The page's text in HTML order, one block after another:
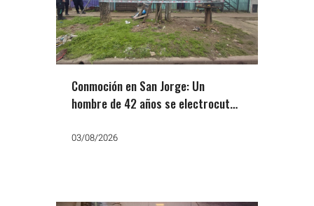
Conmoción en San Jorge: Un
hombre de 42 años se electrocutó
03/08/2026